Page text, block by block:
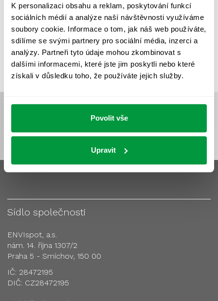
K personalizaci obsahu a reklam, poskytování funkcí
sociálních médií a analýze naší návštěvnosti využíváme
soubory cookie. Informace o tom, jak náš web používáte,
sdílíme se svými partnery pro sociální média, inzerci a
analýzy. Partneři tyto údaje mohou zkombinovat s
dalšími informacemi, které jste jim poskytli nebo které
získali v důsledku toho, že používáte jejich služby.
Povolit vše
Upravit
VÝPOČET OSVĚTLENÍ VÝPOČET ZASTÍNĚNÍ
VÝPOČTY A NÁVRHY ZASTÍNĚNÍ
Sídlo společnosti
ENVIspot, a.s.
nám. 14. října 1307/2
Praha 5 - Smíchov, 150 00
IČ: 28472195
DIČ: CZ28472195